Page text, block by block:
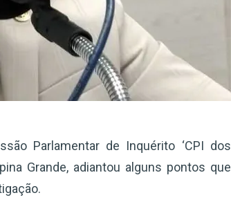
Parlamentar de Inquérito ‘CPI dos
Grande, adiantou alguns pontos que